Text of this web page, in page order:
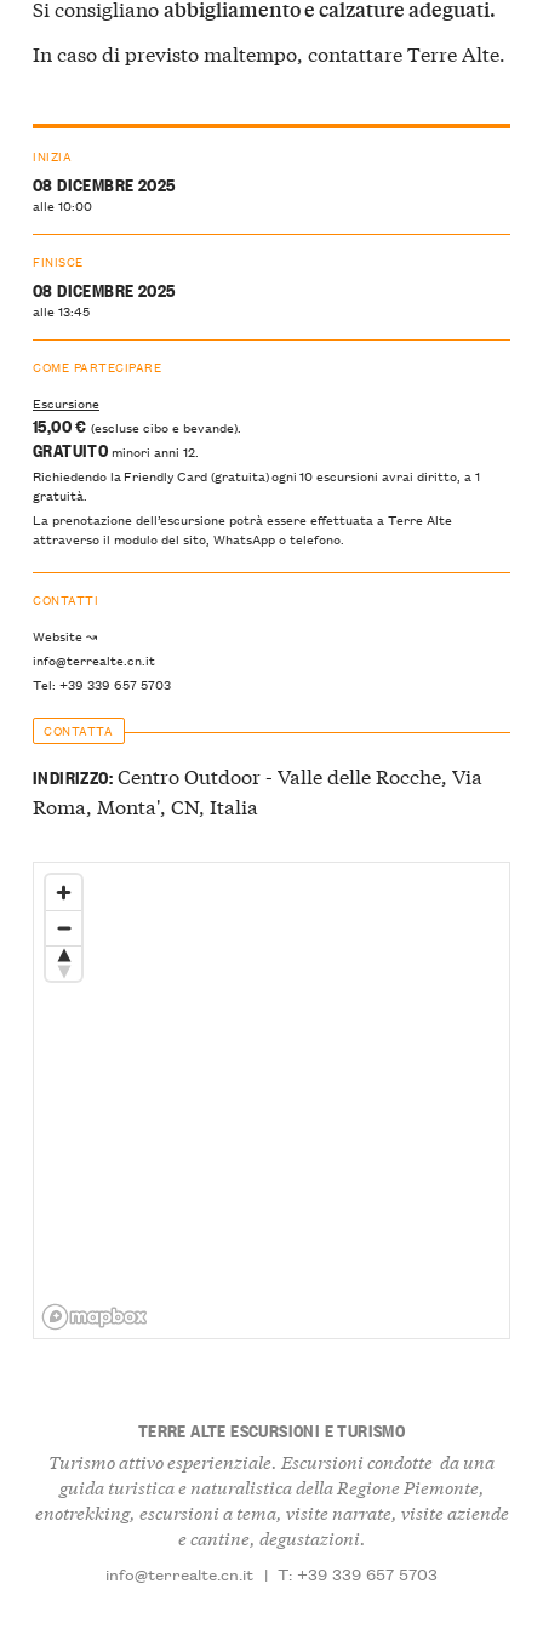
Si consiglianoabbigliamento e calzature adeguati.
In caso di previsto maltempo, contattare Terre Alte.
INIZIA
08 DICEMBRE 2025
alle 10:00
FINISCE
08 DICEMBRE 2025
alle 13:45
COME PARTECIPARE
Escursione
15,00 € (escluse cibo e bevande).
GRATUITOminori anni 12.
Richiedendo la Friendly Card (gratuita) ogni 10 escursioni avrai diritto, a 1
gratuità.
La prenotazione dell’escursione potrà essere effettuata a Terre Alte
attraverso il modulo del sito, WhatsApp o telefono.
CONTATTI
Website ↝
info@terrealte.cn.it
Tel: +39 339 657 5703
CONTATTA
INDIRIZZO:Centro Outdoor - Valle delle Rocche, Via
Roma, Monta', CN, Italia
TERRE ALTE ESCURSIONI E TURISMO
Turismo attivo esperienziale. Escursioni condotte da una
guida turistica e naturalistica della Regione Piemonte,
enotrekking, escursioni a tema, visite narrate, visite aziende
e cantine, degustazioni.
info@terrealte.cn.it | T: +39 339 657 5703